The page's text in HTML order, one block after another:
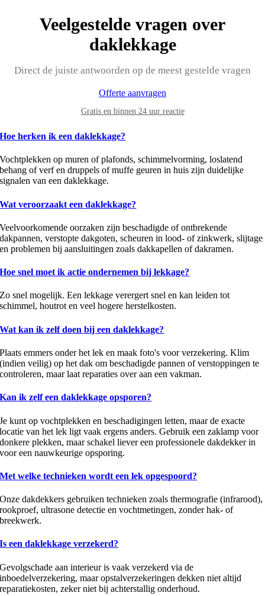
Veelgestelde vragen over
daklekkage
Direct de juiste antwoorden op de meest gestelde vragen
Offerte aanvragen
Gratis en binnen 24 uur reactie
Hoe herken ik een daklekkage?
Vochtplekken op muren of plafonds, schimmelvorming, loslatend
behang of verf en druppels of muffe geuren in huis zijn duidelijke
signalen van een daklekkage.
Wat veroorzaakt een daklekkage?
Veelvoorkomende oorzaken zijn beschadigde of ontbrekende
dakpannen, verstopte dakgoten, scheuren in lood- of zinkwerk, slijtage
en problemen bij aansluitingen zoals dakkapellen of dakramen.
Hoe snel moet ik actie ondernemen bij lekkage?
Zo snel mogelijk. Een lekkage verergert snel en kan leiden tot
schimmel, houtrot en veel hogere herstelkosten.
Wat kan ik zelf doen bij een daklekkage?
Plaats emmers onder het lek en maak foto's voor verzekering. Klim
(indien veilig) op het dak om beschadigde pannen of verstoppingen te
controleren, maar laat reparaties over aan een vakman.
Kan ik zelf een daklekkage opsporen?
Je kunt op vochtplekken en beschadigingen letten, maar de exacte
locatie van het lek ligt vaak ergens anders. Gebruik een zaklamp voor
donkere plekken, maar schakel liever een professionele dakdekker in
voor een nauwkeurige opsporing.
Met welke technieken wordt een lek opgespoord?
Onze dakdekkers gebruiken technieken zoals thermografie (infrarood),
rookproef, ultrasone detectie en vochtmetingen, zonder hak- of
breekwerk.
Is een daklekkage verzekerd?
Gevolgschade aan interieur is vaak verzekerd via de
inboedelverzekering, maar opstalverzekeringen dekken niet altijd
reparatiekosten, zeker niet bij achterstallig onderhoud.